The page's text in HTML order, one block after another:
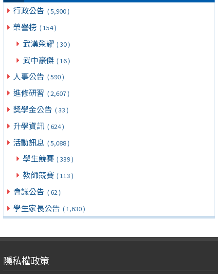
行政公告 ( 5,900 )
榮譽榜 ( 154 )
武漢榮耀 ( 30 )
武中豪傑 ( 16 )
人事公告 ( 590 )
進修研習 ( 2,607 )
獎學金公告 ( 33 )
升學資訊 ( 624 )
活動訊息 ( 5,088 )
學生競賽 ( 339 )
教師競賽 ( 113 )
會議公告 ( 62 )
學生家長公告 ( 1,630 )
隱私權政策